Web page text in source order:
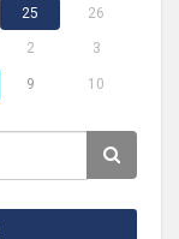
25 26
2 3
9 10